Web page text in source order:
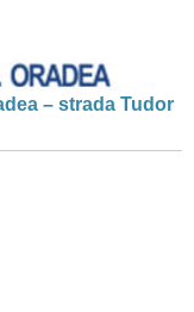
– strada Tudor